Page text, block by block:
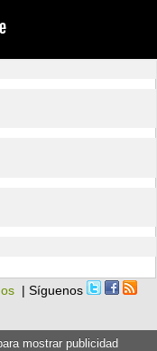
| Síguenos
mostrar publicidad